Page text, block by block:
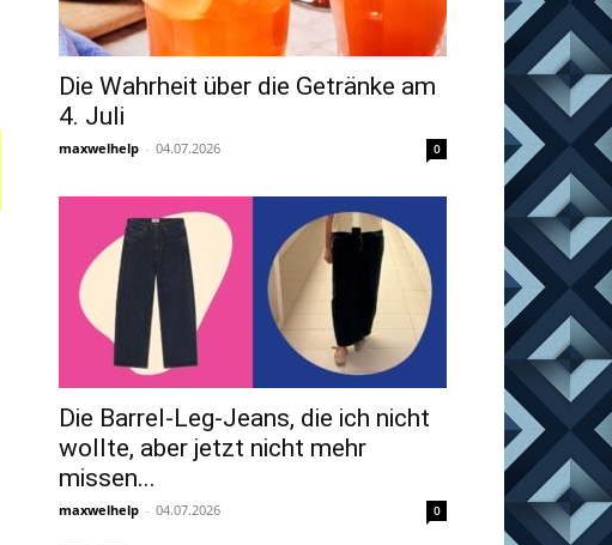
Die Wahrheit über die Getränke am
4. Juli
maxwelhelp - 04.07.2026 0
Die Barrel-Leg-Jeans, die ich nicht
wollte, aber jetzt nicht mehr
missen...
maxwelhelp - 04.07.2026 0